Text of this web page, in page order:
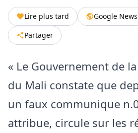
Lire plus tard Google News
Partager
« Le Gouvernement de
du Mali constate que
un faux communique
attribue, circule sur les